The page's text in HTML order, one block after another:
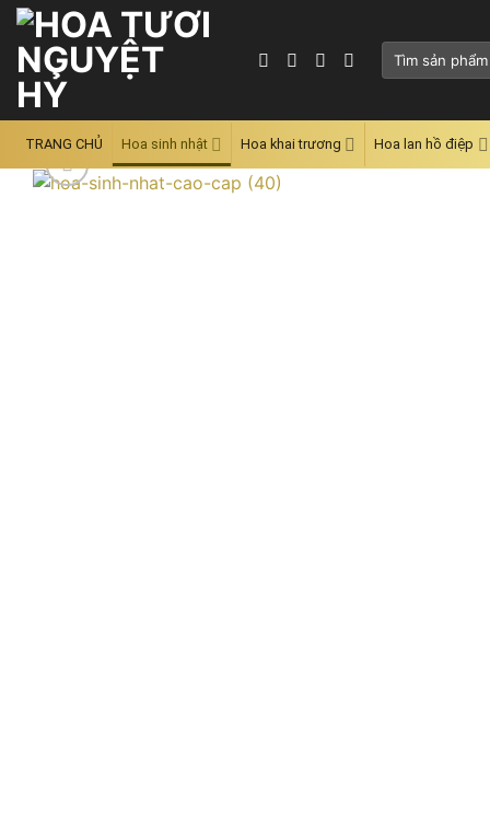
Skip
content
Tìm
TRANG CHỦ Hoa sinh nhật Hoa khai trương Hoa lan hồ điệp